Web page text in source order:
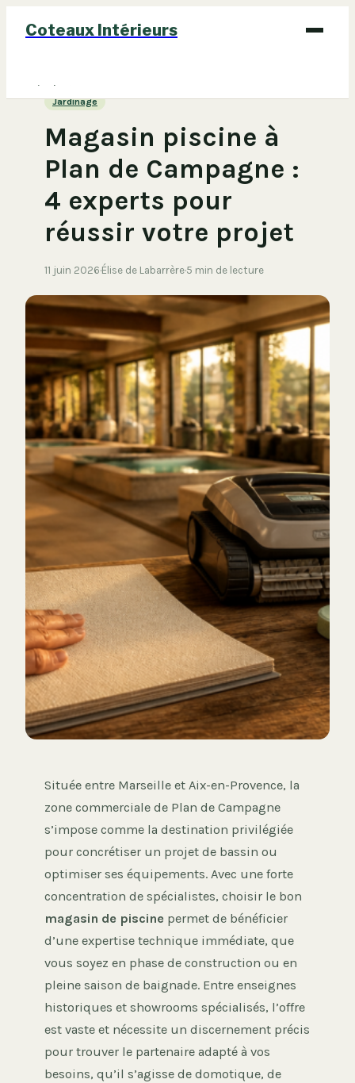
Coteaux Intérieurs
Bricolage
Jardinage
Magasin piscine à
Plan de Campagne :
4 experts pour
réussir votre projet
11 juin 2026·Élise de Labarrère·5 min de lecture
Située entre Marseille et Aix-en-Provence, la
zone commerciale de Plan de Campagne
s’impose comme la destination privilégiée
pour concrétiser un projet de bassin ou
optimiser ses équipements. Avec une forte
concentration de spécialistes, choisir le bon
magasin de piscine permet de bénéficier
d’une expertise technique immédiate, que
vous soyez en phase de construction ou en
pleine saison de baignade. Entre enseignes
historiques et showrooms spécialisés, l’offre
est vaste et nécessite un discernement précis
pour trouver le partenaire adapté à vos
besoins, qu’il s’agisse de domotique, de